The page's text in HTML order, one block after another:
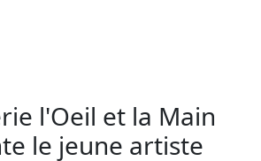
l'Oeil et la Main
le jeune artiste